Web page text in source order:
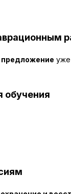
предложение уже
обучения